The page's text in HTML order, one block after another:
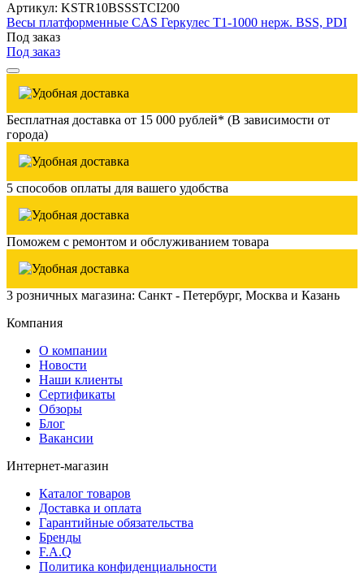
Артикул: KSTR10BSSSTCI200
Весы платформенные CAS Геркулес T1-1000 нерж. BSS, PDI
Под заказ
Под заказ
Бесплатная доставка от 15 000 рублей* (В зависимости от
города)
5 способов оплаты для вашего удобства
Поможем с ремонтом и обслуживанием товара
3 розничных магазина: Санкт - Петербург, Москва и Казань
Компания
О компании
Новости
Наши клиенты
Сертификаты
Обзоры
Блог
Вакансии
Интернет-магазин
Каталог товаров
Доставка и оплата
Гарантийные обязательства
Бренды
F.A.Q
Политика конфиденциальности